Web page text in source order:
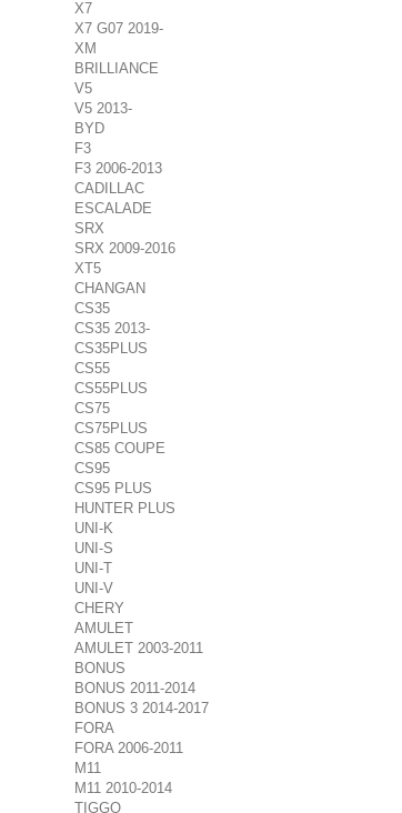
X7
X7 G07 2019-
XM
BRILLIANCE
V5
V5 2013-
BYD
F3
F3 2006-2013
CADILLAC
ESCALADE
SRX
SRX 2009-2016
XT5
CHANGAN
CS35
CS35 2013-
CS35PLUS
CS55
CS55PLUS
CS75
CS75PLUS
CS85 COUPE
CS95
CS95 PLUS
HUNTER PLUS
UNI-K
UNI-S
UNI-T
UNI-V
CHERY
AMULET
AMULET 2003-2011
BONUS
BONUS 2011-2014
BONUS 3 2014-2017
FORA
FORA 2006-2011
M11
M11 2010-2014
TIGGO